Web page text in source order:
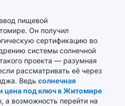
пищевой
Он получил
сертификацию во
системы солнечной
проекта — разумная
рассматривать её через
Ведь солнечная
цена под ключ в Житомире
а возможность перейти на